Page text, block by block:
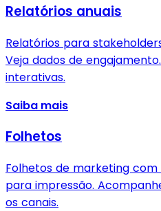
Relatórios anuais
Relatórios para
Veja dados de
interativas.
Saiba mais
Folhetos
Folhetos de marketing com
para impressão.
os canais.